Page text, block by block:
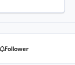
Follower